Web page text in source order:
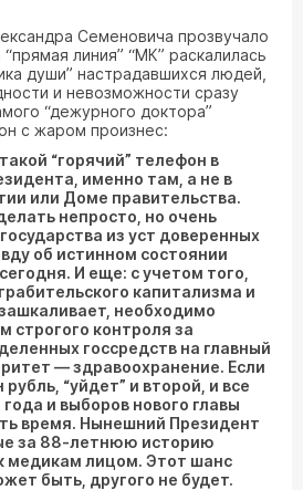
Семеновича прозвучало
линия” “МК” раскалилась
души” настрадавшихся людей,
и невозможности сразу
“дежурного доктора”
с жаром произнес:
“горячий” телефон в
именно там, а не в
или Доме правительства.
непросто, но очень
из уст доверенных
об истинном состоянии
И еще: с учетом того,
капитализма и
необходимо
строгого контроля за
госсредств на главный
— здравоохранение. Если
“уйдет” и второй, и все
и выборов нового главы
время. Нынешний Президент
за 88-летнюю историю
медикам лицом. Этот шанс
быть, другого не будет.